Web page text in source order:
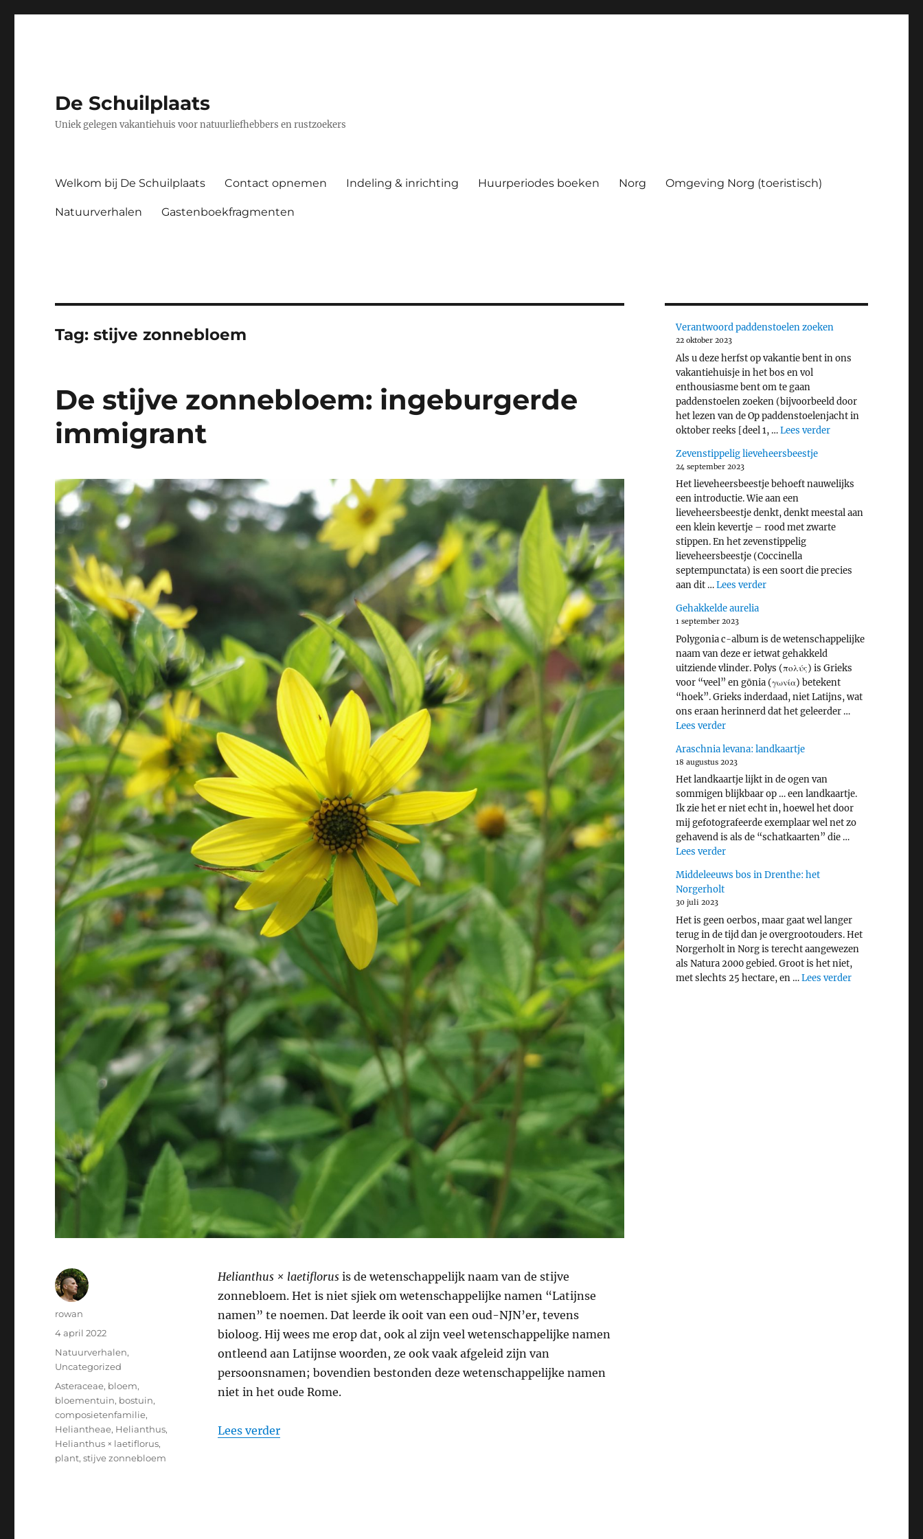
De Schuilplaats
Uniek gelegen vakantiehuis voor natuurliefhebbers en rustzoekers
Welkom bij De Schuilplaats Contact opnemen Indeling & inrichting Huurperiodes boeken Norg Omgeving Norg (toeristisch)
Natuurverhalen Gastenboekfragmenten
Tag:stijve zonnebloem
De stijve zonnebloem: ingeburgerde
immigrant
Helianthus × laetiflorusis de wetenschappelijk naam van de stijve
zonnebloem. Het is niet sjiek om wetenschappelijke namen “Latijnse
namen” te noemen. Dat leerde ik ooit van een oud-NJN’er, tevens
bioloog. Hij wees me erop dat, ook al zijn veel wetenschappelijke namen
ontleend aan Latijnse woorden, ze ook vaak afgeleid zijn van
persoonsnamen; bovendien bestonden deze wetenschappelijke namen
niet in het oude Rome.
Lees verder“De stijve zonnebloem: ingeburgerde immigrant”
Auteur
rowan
Geplaatst
4 april 2022
Categorieën
Natuurverhalen,
Uncategorized
Tags
Asteraceae, bloem,
bloementuin, bostuin,
composietenfamilie,
Heliantheae, Helianthus,
Helianthus × laetiflorus,
plant,stijve zonnebloem
Verantwoord paddenstoelen zoeken
22 oktober 2023
Als u deze herfst op vakantie bent in ons
vakantiehuisje in het bos en vol
enthousiasme bent om te gaan
paddenstoelen zoeken (bijvoorbeeld door
het lezen van de Op paddenstoelenjacht in
oktober reeks [deel 1, …Lees verder"Verantwoord
Zevenstippelig lieveheersbeestje
24 september 2023
Het lieveheersbeestje behoeft nauwelijks
een introductie. Wie aan een
lieveheersbeestje denkt, denkt meestal aan
een klein kevertje – rood met zwarte
stippen. En het zevenstippelig
lieveheersbeestje (Coccinella
septempunctata) is een soort die precies
aan dit …Lees verder"Zevenstippelig lieveheersbeestje"
Gehakkelde aurelia
1 september 2023
Polygonia c-album is de wetenschappelijke
naam van deze er ietwat gehakkeld
uitziende vlinder. Polys (πολύς) is Grieks
voor “veel” en gōnia (γωνία) betekent
“hoek”. Grieks inderdaad, niet Latijns, wat
ons eraan herinnerd dat het geleerder …
Lees verder"Gehakkelde aurelia"
Araschnia levana: landkaartje
18 augustus 2023
Het landkaartje lijkt in de ogen van
sommigen blijkbaar op … een landkaartje.
Ik zie het er niet echt in, hoewel het door
mij gefotografeerde exemplaar wel net zo
gehavend is als de “schatkaarten” die …
Lees verder"Araschnia levana: landkaartje"
Middeleeuws bos in Drenthe: het
Norgerholt
30 juli 2023
Het is geen oerbos, maar gaat wel langer
terug in de tijd dan je overgrootouders. Het
Norgerholt in Norg is terecht aangewezen
als Natura 2000 gebied. Groot is het niet,
met slechts 25 hectare, en …Lees verder"Middeleeuws